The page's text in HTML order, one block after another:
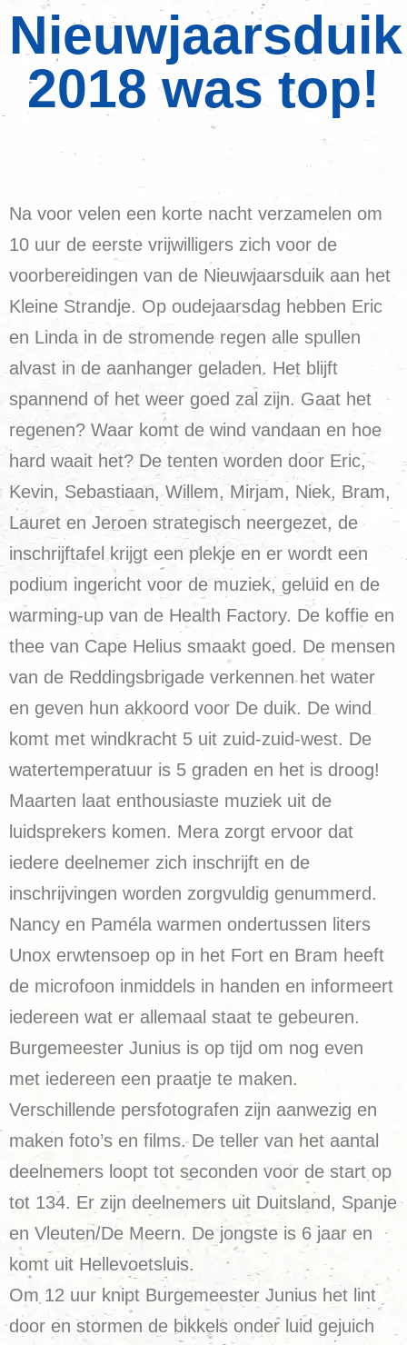
Nieuwjaarsduik
2018 was top!
Na voor velen een korte nacht verzamelen om
10 uur de eerste vrijwilligers zich voor de
voorbereidingen van de Nieuwjaarsduik aan het
Kleine Strandje. Op oudejaarsdag hebben Eric
en Linda in de stromende regen alle spullen
alvast in de aanhanger geladen. Het blijft
spannend of het weer goed zal zijn. Gaat het
regenen? Waar komt de wind vandaan en hoe
hard waait het? De tenten worden door Eric,
Kevin, Sebastiaan, Willem, Mirjam, Niek, Bram,
Lauret en Jeroen strategisch neergezet, de
inschrijftafel krijgt een plekje en er wordt een
podium ingericht voor de muziek, geluid en de
warming-up van de Health Factory. De koffie en
thee van Cape Helius smaakt goed. De mensen
van de Reddingsbrigade verkennen het water
en geven hun akkoord voor De duik. De wind
komt met windkracht 5 uit zuid-zuid-west. De
watertemperatuur is 5 graden en het is droog!
Maarten laat enthousiaste muziek uit de
luidsprekers komen. Mera zorgt ervoor dat
iedere deelnemer zich inschrijft en de
inschrijvingen worden zorgvuldig genummerd.
Nancy en Paméla warmen ondertussen liters
Unox erwtensoep op in het Fort en Bram heeft
de microfoon inmiddels in handen en informeert
iedereen wat er allemaal staat te gebeuren.
Burgemeester Junius is op tijd om nog even
met iedereen een praatje te maken.
Verschillende persfotografen zijn aanwezig en
maken foto’s en films. De teller van het aantal
deelnemers loopt tot seconden voor de start op
tot 134. Er zijn deelnemers uit Duitsland, Spanje
en Vleuten/De Meern. De jongste is 6 jaar en
komt uit Hellevoetsluis.
Om 12 uur knipt Burgemeester Junius het lint
door en stormen de bikkels onder luid gejuich